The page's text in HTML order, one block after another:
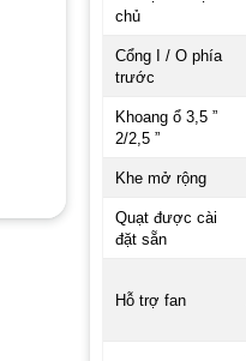
chủ
Cổng I / O phía
trước
Khoang ổ 3,5 ”
2/2,5 ”
Khe mở rộng
Quạt được cài
đặt sẵn
Hỗ trợ fan